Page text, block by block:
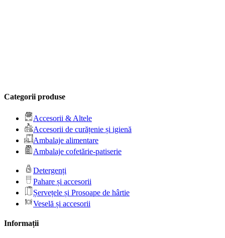
Categorii produse
Accesorii & Altele
Accesorii de curățenie și igienă
Ambalaje alimentare
Ambalaje cofetărie-patiserie
Detergenți
Pahare și accesorii
Șervețele și Prosoape de hârtie
Veselă și accesorii
Informații